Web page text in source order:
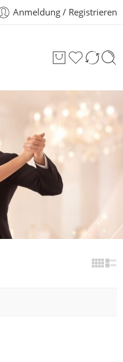
Anmeldung / Registrieren